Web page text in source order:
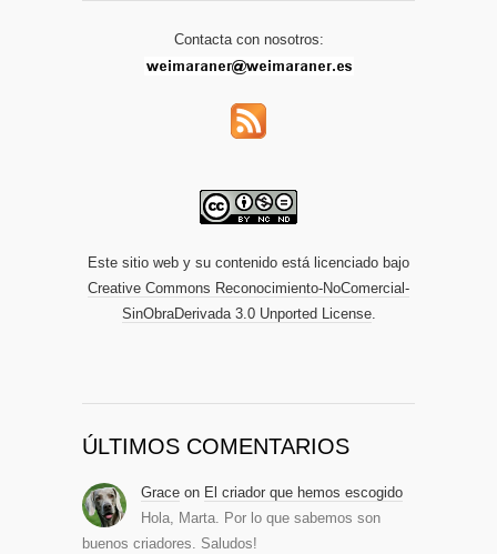
Contacta con nosotros:
Este sitio web y su contenido está licenciado bajo
Creative Commons Reconocimiento-NoComercial-
SinObraDerivada 3.0 Unported License.
ÚLTIMOS COMENTARIOS
Grace on El criador que hemos escogido
Hola, Marta. Por lo que sabemos son
buenos criadores. Saludos!